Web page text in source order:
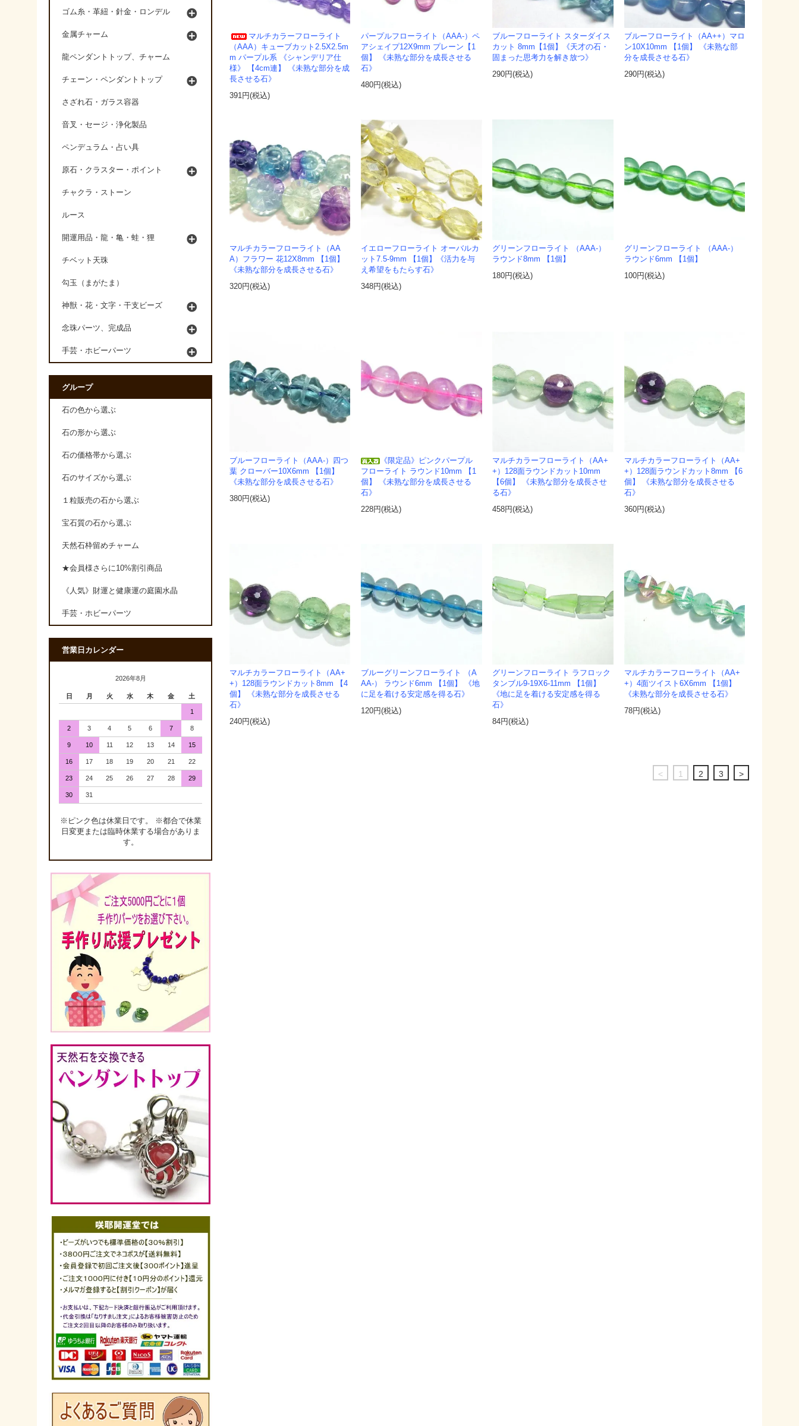
マルチカラーフローライト
（AAA）キューブカット2.5X2.5m
m パープル系 《シャンデリア仕
様》 【4cm連】 《未熟な部分を成
長させる石》
391円(税込)
パープルフローライト（AAA-）ペ
アシェイプ12X9mm プレーン【1
個】 《未熟な部分を成長させる
石》
480円(税込)
ブルーフローライト スターダイス
カット 8mm【1個】《天才の石・
固まった思考力を解き放つ》
290円(税込)
ブルーフローライト（AA++）マロ
ン10X10mm 【1個】 《未熟な部
分を成長させる石》
290円(税込)
マルチカラーフローライト（AA
A）フラワー 花12X8mm 【1個】
《未熟な部分を成長させる石》
320円(税込)
イエローフローライト オーバルカ
ット7.5-9mm 【1個】《活力を与
え希望をもたらす石》
348円(税込)
グリーンフローライト （AAA-）
ラウンド8mm 【1個】
180円(税込)
グリーンフローライト （AAA-）
ラウンド6mm 【1個】
100円(税込)
ブルーフローライト（AAA-）四つ
葉 クローバー10X6mm 【1個】
《未熟な部分を成長させる石》
380円(税込)
《限定品》ピンクパープル
フローライト ラウンド10mm 【1
個】 《未熟な部分を成長させる
石》
228円(税込)
マルチカラーフローライト（AA+
+）128面ラウンドカット10mm
【6個】 《未熟な部分を成長させ
る石》
458円(税込)
マルチカラーフローライト（AA+
+）128面ラウンドカット8mm 【6
個】 《未熟な部分を成長させる
石》
360円(税込)
マルチカラーフローライト（AA+
+）128面ラウンドカット8mm 【4
個】 《未熟な部分を成長させる
石》
240円(税込)
ブルーグリーンフローライト （A
AA-） ラウンド6mm 【1個】 《地
に足を着ける安定感を得る石》
120円(税込)
グリーンフローライト ラフロック
タンブル9-19X6-11mm 【1個】
《地に足を着ける安定感を得る
石》
84円(税込)
マルチカラーフローライト（AA+
+）4面ツイスト6X6mm 【1個】
《未熟な部分を成長させる石》
78円(税込)
< 1 2 3 >
ゴム糸・革紐・針金・ロンデル
金属チャーム
龍ペンダントトップ、チャーム
チェーン・ペンダントトップ
さざれ石・ガラス容器
音叉・セージ・浄化製品
ペンデュラム・占い具
原石・クラスター・ポイント
チャクラ・ストーン
ルース
開運用品・龍・亀・蛙・狸
チベット天珠
勾玉（まがたま）
神獣・花・文字・干支ビーズ
念珠パーツ、完成品
手芸・ホビーパーツ
グループ
石の色から選ぶ
石の形から選ぶ
石の価格帯から選ぶ
石のサイズから選ぶ
１粒販売の石から選ぶ
宝石質の石から選ぶ
天然石枠留めチャーム
★会員様さらに10%割引商品
《人気》財運と健康運の庭園水晶
手芸・ホビーパーツ
営業日カレンダー
2026年8月
日 月 火 水 木 金 土
1
2 3 4 5 6 7 8
9 10 11 12 13 14 15
16 17 18 19 20 21 22
23 24 25 26 27 28 29
30 31
※ピンク色は休業日です。 ※都合で休業
日変更または臨時休業する場合がありま
す。